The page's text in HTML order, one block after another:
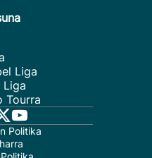
Liga
Liga
Tourra
Politika